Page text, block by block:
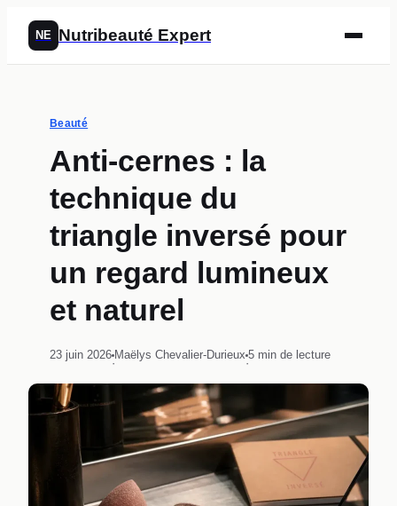
NE Nutribeauté Expert
Beauté
Anti-cernes : la
technique du
triangle inversé pour
un regard lumineux
et naturel
23 juin 2026
·
Maëlys Chevalier-Durieux
·
5 min de lecture